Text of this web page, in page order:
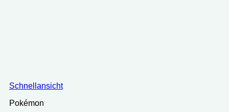
Schnellansicht
Pokémon